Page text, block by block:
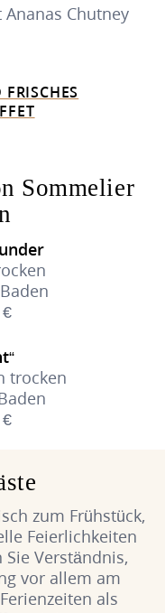
Chutney
Sommelier
trocken
zum Frühstück,
Feierlichkeiten
Verständnis,
vor allem am
als